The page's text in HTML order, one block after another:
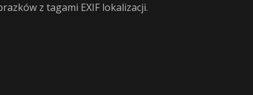
z tagami EXIF lokalizacji.